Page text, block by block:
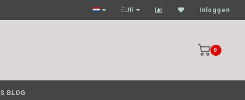
Garagehouders nog scherpere prijzen
EUR Inloggen
0
BLOG